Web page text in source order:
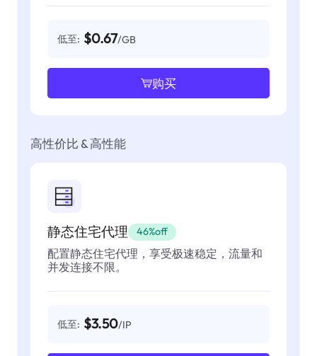
低至: $0.67/GB
购买
高性价比 & 高性能
静态住宅代理 46%off
配置静态住宅代理，享受极速稳定，流量和
并发连接不限。
低至: $3.50/IP